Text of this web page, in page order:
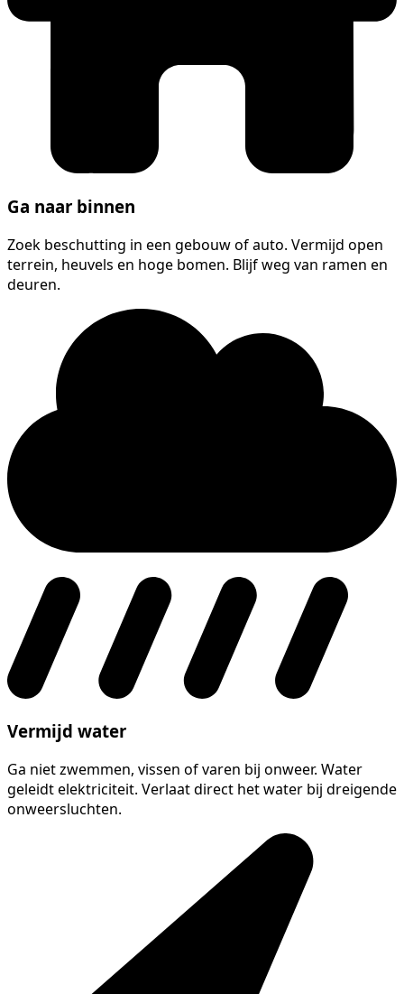
Ga naar binnen
Zoek beschutting in een gebouw of auto. Vermijd open
terrein, heuvels en hoge bomen. Blijf weg van ramen en
deuren.
Vermijd water
Ga niet zwemmen, vissen of varen bij onweer. Water
geleidt elektriciteit. Verlaat direct het water bij dreigende
onweersluchten.